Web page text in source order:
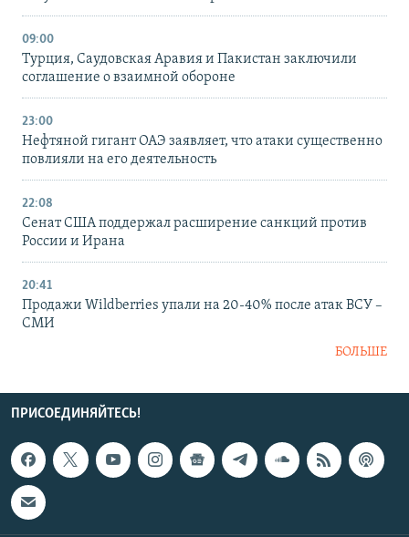
09:00
Турция, Саудовская Аравия и Пакистан заключили
соглашение о взаимной обороне
23:00
Нефтяной гигант ОАЭ заявляет, что атаки существенно
повлияли на его деятельность
22:08
Сенат США поддержал расширение санкций против
России и Ирана
20:41
Продажи Wildberries упали на 20-40% после атак ВСУ –
СМИ
БОЛЬШЕ
ПРИСОЕДИНЯЙТЕСЬ!